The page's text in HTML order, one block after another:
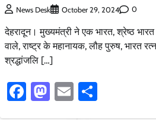
News Desk October 29, 2024 0
देहरादून। मुख्यमंत्री ने एक भारत, श्रेष्ठ
वाले, राष्ट्र के महानायक, लौह पुरुष, भारत
श्रद्धांजलि […]
Facebook
Mastodon
Email